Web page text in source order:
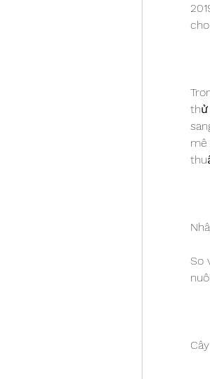
thử
mê
So